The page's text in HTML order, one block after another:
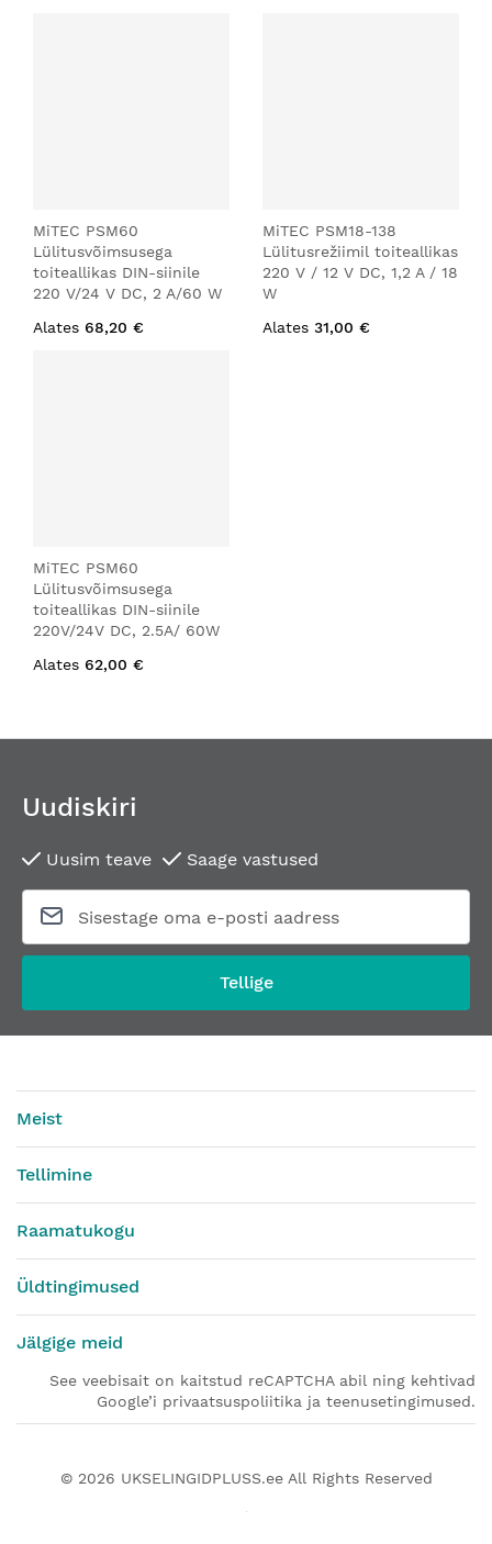
MiTEC PSM60
Lülitusvõimsusega
toiteallikas DIN-siinile
220 V/24 V DC, 2 A/60 W
Alates 68,20 €
MiTEC PSM18-138
Lülitusrežiimil toiteallikas
220 V / 12 V DC, 1,2 A / 18
W
Alates 31,00 €
MiTEC PSM60
Lülitusvõimsusega
toiteallikas DIN-siinile
220V/24V DC, 2.5A/ 60W
Alates 62,00 €
Uudiskiri
Uusim teave Saage vastused
Tellige
Meist
Tellimine
Raamatukogu
Üldtingimused
Jälgige meid
See veebisait on kaitstud reCAPTCHA abil ning kehtivad
Google’i privaatsuspoliitika ja teenusetingimused.
© 2026 UKSELINGIDPLUSS.eeAll Rights Reserved